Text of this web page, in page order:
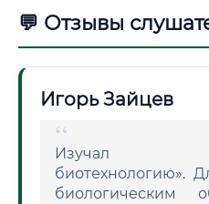
💬 Отзывы
Игорь Зайцев
Изучал
биотехнологию».
биологическим